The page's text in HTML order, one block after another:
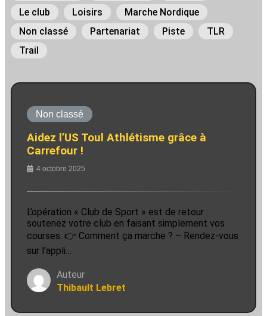
Le club
Loisirs
Marche Nordique
Non classé
Partenariat Piste
TLR
Trail
Non classé
Aidez l’US Toul Athlétisme grâce à
Carrefour !
4 octobre 2025
L’opération « Club de Sport » est de retour :
soutenez votre club en faisant simplement vos
courses. 👉 Comment ça marche ? – Rendez-vous
sur l’appli…
Auteur
Thibault Lebret